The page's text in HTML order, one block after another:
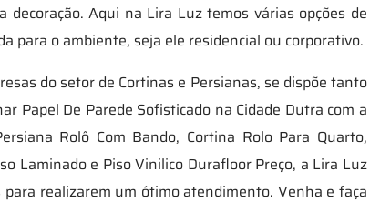
Aqui na Lira Luz temos várias opções de
para o ambiente, seja ele residencial ou corporativo.
do setor de Cortinas e Persianas, se dispõe tanto
Papel De Parede Sofisticado na Cidade Dutra com a
Rolô Com Bando, Cortina Rolo Para Quarto,
Laminado e Piso Vinilico Durafloor Preço, a Lira Luz
realizarem um ótimo atendimento. Venha e faça